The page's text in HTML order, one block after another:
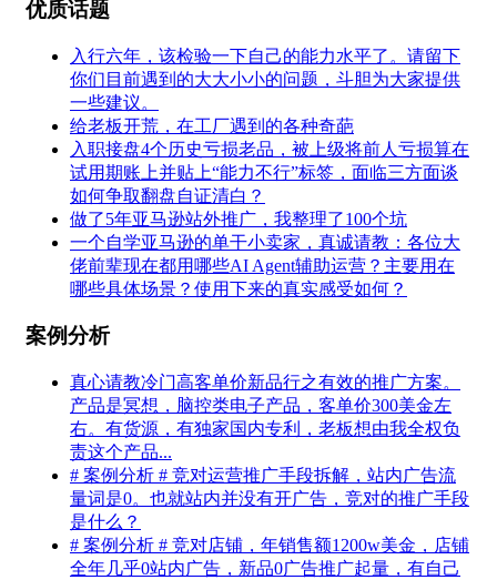
优质话题
入行六年，该检验一下自己的能力水平了。请留下
你们目前遇到的大大小小的问题，斗胆为大家提供
一些建议。
给老板开荒，在工厂遇到的各种奇葩
入职接盘4个历史亏损老品，被上级将前人亏损算在
试用期账上并贴上“能力不行”标签，面临三方面谈
如何争取翻盘自证清白？
做了5年亚马逊站外推广，我整理了100个坑
一个自学亚马逊的单干小卖家，真诚请教：各位大
佬前辈现在都用哪些AI Agent辅助运营？主要用在
哪些具体场景？使用下来的真实感受如何？
案例分析
真心请教冷门高客单价新品行之有效的推广方案。
产品是冥想，脑控类电子产品，客单价300美金左
右。有货源，有独家国内专利，老板想由我全权负
责这个产品...
# 案例分析 # 竞对运营推广手段拆解，站内广告流
量词是0。也就站内并没有开广告，竞对的推广手段
是什么？
# 案例分析 # 竞对店铺，年销售额1200w美金，店铺
全年几乎0站内广告，新品0广告推广起量，有自己